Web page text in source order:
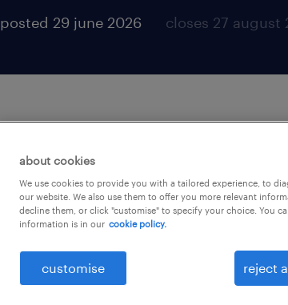
posted 29 june 2026 closes 27 august
Nous
AGENTS DE TRI
about cookies
We use cookies to provide you with a tailored experience, to
our website. We also use them to offer you more relevant
decline them, or click "customise" to specify your choice. You
information is in our cookie policy.
customise reject